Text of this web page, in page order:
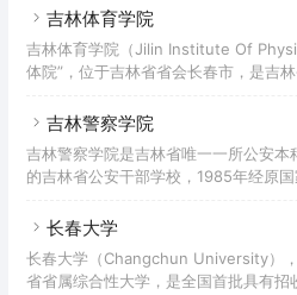
校、吉林省硕士学位授予权立项建设单
改革试点高校、吉林省卓越工程师教育
路”建筑类大学国际联盟成员高校。
吉林体育学院
吉林体育学院（Jilin Institute Of
体院”，位于吉林省省会长春市，是吉
学建设高校。 学校始于1958年创建的
运动学校并入吉林体育学院。
吉林警察学院
吉林警察学院是吉林省唯一一所公安
的吉林省公安干部学校，1985年经原
部公示吉林公安高等专科学校更名吉林
长春大学
长春大学（Changchun University）
省省属综合性大学，是全国首批具有招